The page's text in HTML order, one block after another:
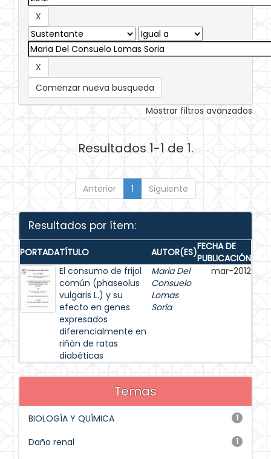
Comenzar nueva busqueda
Mostrar filtros avanzados
Resultados 1-1 de 1.
Anterior 1 Siguiente
Resultados por ítem:
PORTADATÍTULO AUTOR(ES)FECHA DE
PUBLICACIÓN
El consumo de frijol
común (phaseolus
vulgaris L.) y su
efecto en genes
expresados
diferencialmente en
riñón de ratas
diabéticas
Maria Del
Consuelo
Lomas
Soria
mar-2012
Temas
1
BIOLOGÍA Y QUÍMICA
1
Daño renal